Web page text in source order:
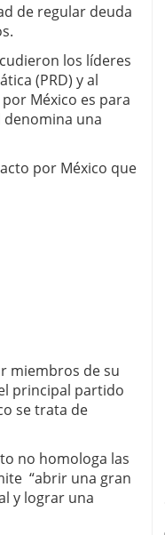
y avances
de regular deuda
los líderes
(PRD) y al
México es para
una
por México que
miembros de su
principal partido
se trata de
no homologa las
“abrir una gran
y lograr una